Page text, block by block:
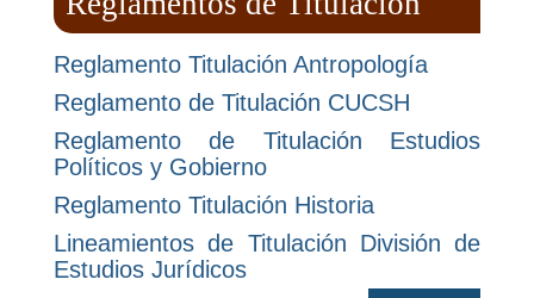
Reglamento Titulación Antropología
Reglamento de Titulación CUCSH
Reglamento de Titulación Estudios
Políticos y Gobierno
Reglamento Titulación Historia
Lineamientos de Titulación División de
Estudios Jurídicos